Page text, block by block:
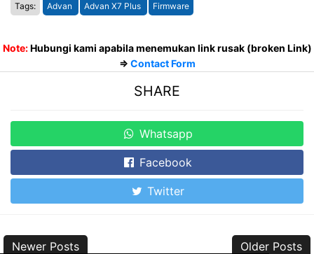
Tags: Advan Advan X7 Plus Firmware
Note:Hubungi kami apabila menemukan link rusak (broken Link)
=> Contact Form
SHARE
Whatsapp
Facebook
Twitter
Newer Posts Older Posts